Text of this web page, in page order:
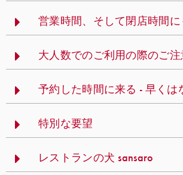
営業時間、そして閉店時間
大人数でのご利用の際のご
予約した時間に来る - 早くは
特別な要望
レストランの犬 sansaro